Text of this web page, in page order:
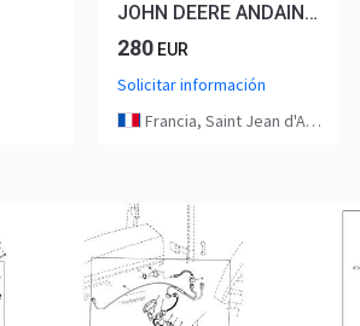
JOHN DEERE ANDAINEUR P 140
280 EUR
Solicitar información
Francia, Saint Jean d'Angély